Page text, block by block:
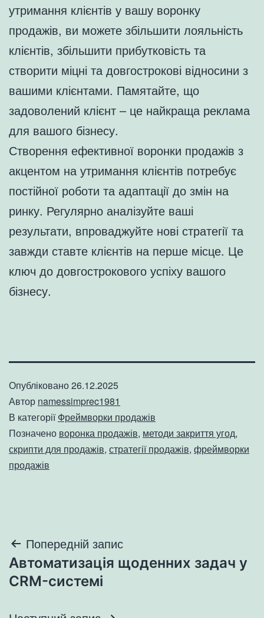
утримання клієнтів у вашу воронку
продажів, ви можете збільшити лояльність
клієнтів, збільшити прибутковість та
створити міцні та довгострокові відносини з
вашими клієнтами. Памятайте, що
задоволений клієнт – це найкраща реклама
для вашого бізнесу.
Створення ефективної воронки продажів з
акцентом на утримання клієнтів потребує
постійної роботи та адаптації до змін на
ринку. Регулярно аналізуйте ваші
результати, впроваджуйте нові стратегії та
завжди ставте клієнтів на перше місце. Це
ключ до довгострокового успіху вашого
бізнесу.
Опубліковано26.12.2025
Автор namessimprec1981
В категоріїФреймворки продажів
Позначено воронка продажів, методи закриття угод,
скрипти для продажів, стратегії продажів, фреймворки
продажів
Навігація
записів
Попередній запис
Автоматизація щоденних задач у
CRM-системі